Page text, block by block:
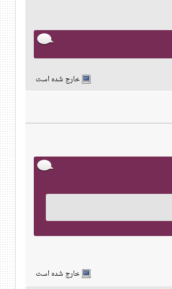
خارج شده است
خارج شده است